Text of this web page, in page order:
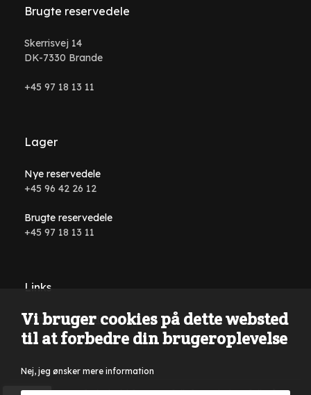
Brugte reservedele
Skerrisvej 14
DK-7330 Brande
+45 97 18 13 11
Lager
Nye reservedele
+45 96 42 26 12
Brugte reservedele
+45 97 18 13 11
Links
Handelsbetingelser
Vi bruger cookies på dette websted
til at forbedre din brugeroplevelse
Nej, jeg ønsker mere information